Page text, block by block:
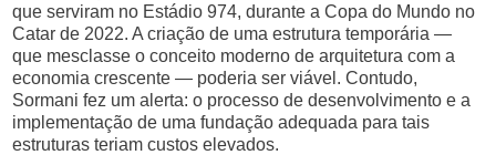
que serviram no Estádio 974, durante a Copa do Mundo no
Catar de 2022. A criação de uma estrutura temporária —
que mesclasse o conceito moderno de arquitetura com a
economia crescente — poderia ser viável. Contudo,
Sormani fez um alerta: o processo de desenvolvimento e a
implementação de uma fundação adequada para tais
estruturas teriam custos elevados.